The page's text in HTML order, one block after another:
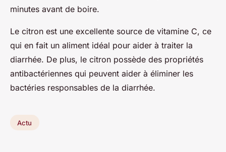
minutes avant de boire.
Le citron est une excellente source de vitamine C, ce
qui en fait un aliment idéal pour aider à traiter la
diarrhée. De plus, le citron possède des propriétés
antibactériennes qui peuvent aider à éliminer les
bactéries responsables de la diarrhée.
Actu